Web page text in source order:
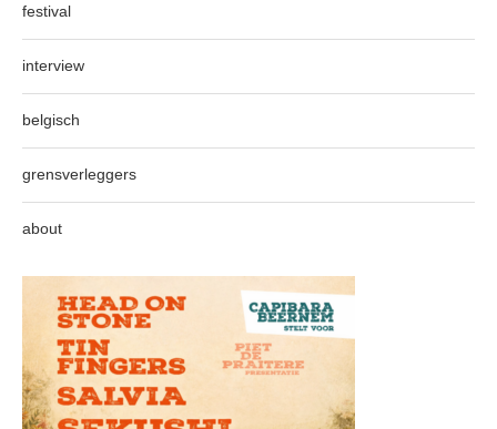
festival
interview
belgisch
grensverleggers
about